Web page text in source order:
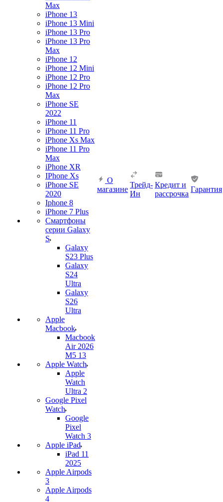
Max
iPhone 13
iPhone 13 Mini
iPhone 13 Pro
iPhone 13 Pro
Max
iPhone 12
iPhone 12 Mini
iPhone 12 Pro
iPhone 12 Pro
Max
iPhone SE
2022
iPhone 11
iPhone 11 Pro
iPhone Xs Max
iPhone 11 Pro
Max
iPhone XR
IPhone Xs
iPhone SE
2020
Iphone 8
iPhone 7 Plus
Смартфоны
серии Galaxy
S
Galaxy
S23 Plus
Galaxy
S24
Ultra
Galaxy
S26
Ultra
Apple
Macbook
Macbook
Air 2026
M5 13
Apple Watch
Apple
Watch
Ultra 2
Google Pixel
Watch
Google
Pixel
Watch 3
Apple iPad
iPad 11
2025
Apple Airpods
3
Apple Airpods
4
О
магазине
Трейд-
Ин
Кредит и
рассрочка
Гарантия